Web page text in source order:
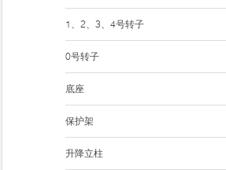
1、2、3、4号转子
0号转子
底座
保护架
升降立柱